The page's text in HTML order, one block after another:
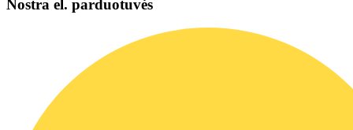
Nostra el. parduotuvės